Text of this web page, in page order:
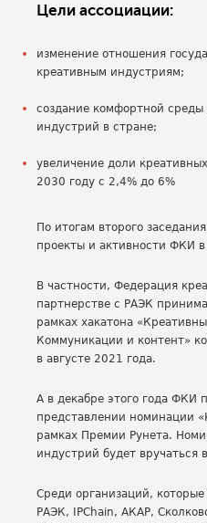
Цели ассоциации:
изменение отношения
креативным индустриям;
создание комфортной
индустрий в стране;
увеличение доли
2030 году с 2,4% до 6%
По итогам второго
проекты и активности ФКИ
В частности, Федерация
партнерстве с РАЭК
рамках хакатона
Коммуникации и контент»
в августе 2021 года.
А в декабре этого года ФКИ
представлении номинации
рамках Премии Рунета.
индустрий будет вручаться
Среди организаций,
РАЭК, IPChain, АКАР,